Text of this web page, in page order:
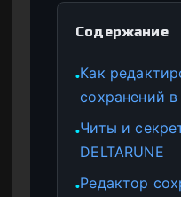
Содержание
●Как
сохранений в
●Читы и
DELTARUNE
●Редактор